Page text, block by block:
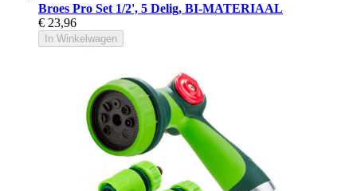
Broes Pro Set 1/2', 5 Delig, BI-MATERIAAL
€ 23,96
In Winkelwagen